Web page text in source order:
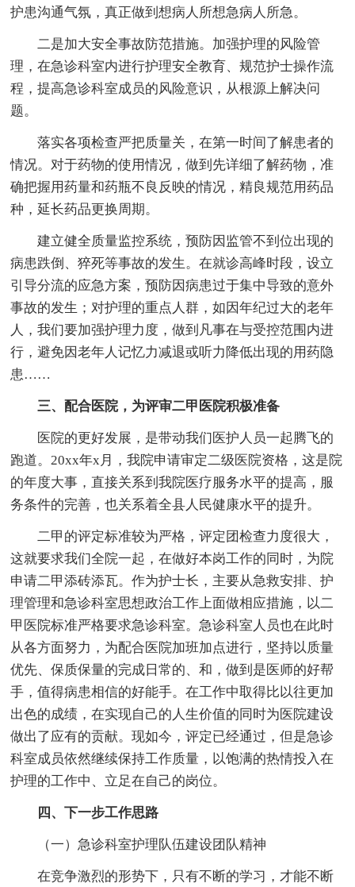
护患沟通气氛，真正做到想病人所想急病人所急。
二是加大安全事故防范措施。加强护理的风险管
理，在急诊科室内进行护理安全教育、规范护士操作流
程，提高急诊科室成员的风险意识，从根源上解决问
题。
落实各项检查严把质量关，在第一时间了解患者的
情况。对于药物的使用情况，做到先详细了解药物，准
确把握用药量和药瓶不良反映的情况，精良规范用药品
种，延长药品更换周期。
建立健全质量监控系统，预防因监管不到位出现的
病患跌倒、猝死等事故的发生。在就诊高峰时段，设立
引导分流的应急方案，预防因病患过于集中导致的意外
事故的发生；对护理的重点人群，如因年纪过大的老年
人，我们要加强护理力度，做到凡事在与受控范围内进
行，避免因老年人记忆力减退或听力降低出现的用药隐
患……
三、配合医院，为评审二甲医院积极准备
医院的更好发展，是带动我们医护人员一起腾飞的
跑道。20xx年x月，我院申请审定二级医院资格，这是院
的年度大事，直接关系到我院医疗服务水平的提高，服
务条件的完善，也关系着全县人民健康水平的提升。
二甲的评定标准较为严格，评定团检查力度很大，
这就要求我们全院一起，在做好本岗工作的同时，为院
申请二甲添砖添瓦。作为护士长，主要从急救安排、护
理管理和急诊科室思想政治工作上面做相应措施，以二
甲医院标准严格要求急诊科室。急诊科室人员也在此时
从各方面努力，为配合医院加班加点进行，坚持以质量
优先、保质保量的完成日常的、和，做到是医师的好帮
手，值得病患相信的好能手。在工作中取得比以往更加
出色的成绩，在实现自己的人生价值的同时为医院建设
做出了应有的贡献。现如今，评定已经通过，但是急诊
科室成员依然继续保持工作质量，以饱满的热情投入在
护理的工作中、立足在自己的岗位。
四、下一步工作思路
（一）急诊科室护理队伍建设团队精神
在竞争激烈的形势下，只有不断的学习，才能不断